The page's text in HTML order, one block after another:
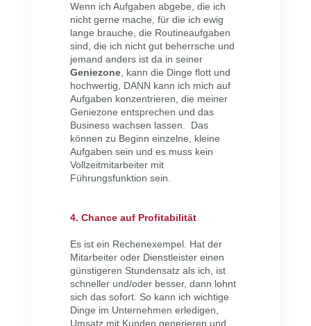
Wenn ich Aufgaben abgebe, die ich
nicht gerne mache, für die ich ewig
lange brauche, die Routineaufgaben
sind, die ich nicht gut beherrsche und
jemand anders ist da in seiner
Geniezone, kann die Dinge flott und
hochwertig, DANN kann ich mich auf
Aufgaben konzentrieren, die meiner
Geniezone entsprechen und das
Business wachsen lassen. Das
können zu Beginn einzelne, kleine
Aufgaben sein und es muss kein
Vollzeitmitarbeiter mit
Führungsfunktion sein.
4. Chance auf Profitabilität
Es ist ein Rechenexempel. Hat der
Mitarbeiter oder Dienstleister einen
günstigeren Stundensatz als ich, ist
schneller und/oder besser, dann lohnt
sich das sofort. So kann ich wichtige
Dinge im Unternehmen erledigen,
Umsatz mit Kunden generieren und